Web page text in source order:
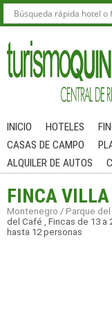
INICIO HOTELES
CASAS DE CAMPO
ALQUILER DE AUTOS
FINCA
Montenegro / Parque
del Café , Fincas de 13 a
hasta 12 personas